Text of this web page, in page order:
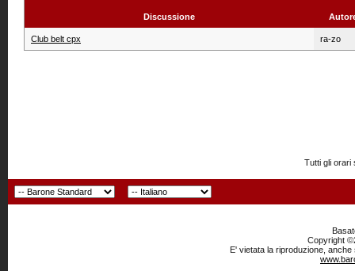
Discussione
Club belt cpx ra-zo
Tutti gli orari
Copyright
E' vietata la riproduzione,